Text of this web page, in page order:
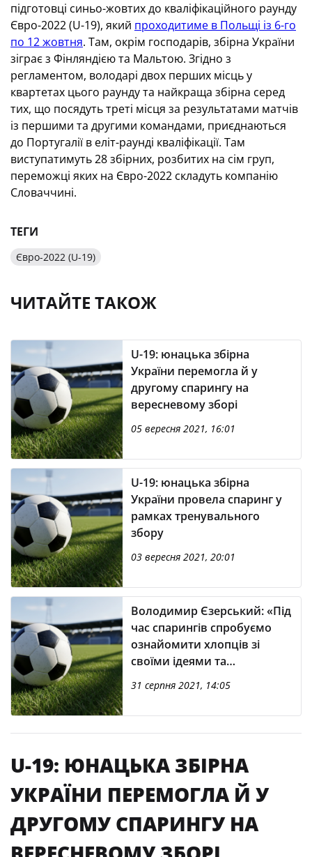
підготовці синьо-жовтих до кваліфікаційного раунду
Євро-2022 (U-19), який проходитиме в Польщі із 6-го
по 12 жовтня. Там, окрім господарів, збірна України
зіграє з Фінляндією та Мальтою. Згідно з
регламентом, володарі двох перших місць у
квартетах цього раунду та найкраща збірна серед
тих, що посядуть треті місця за результатами матчів
із першими та другими командами, приєднаються
до Португалії в еліт-раунді кваліфікації. Там
виступатимуть 28 збірних, розбитих на сім груп,
переможці яких на Євро-2022 складуть компанію
Словаччині.
ТЕГИ
Євро-2022 (U-19)
ЧИТАЙТЕ ТАКОЖ
U-19: юнацька збірна
України перемогла й у
другому спарингу на
вересневому зборі
05 вересня 2021, 16:01
U-19: юнацька збірна
України провела спаринг у
рамках тренувального
збору
03 вересня 2021, 20:01
Володимир Єзерський: «Під
час спарингів спробуємо
ознайомити хлопців зі
своїми ідеями та
31 серпня 2021, 14:05
U-19: ЮНАЦЬКА ЗБІРНА
УКРАЇНИ ПЕРЕМОГЛА Й У
ДРУГОМУ СПАРИНГУ НА